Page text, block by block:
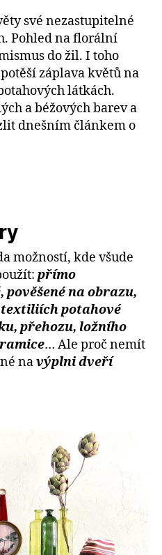
své nezastupitelné
Pohled na florální
do žil. I toho
záplava květů na
látkách.
a béžových barev a
dnešním článkem o
možností, kde všude
přímo
pověšené na obrazu,
potahové
přehozu, ložního
… Ale proč nemít
navýplni dveří